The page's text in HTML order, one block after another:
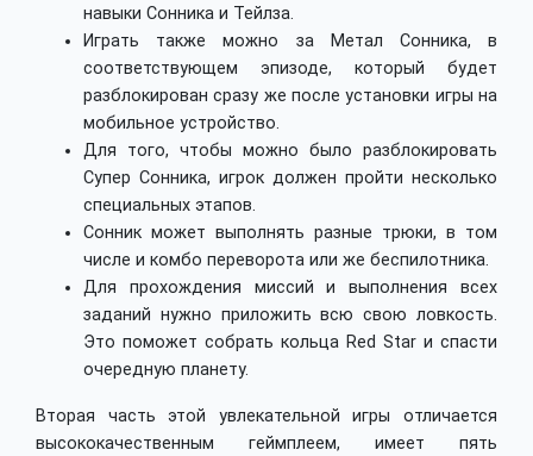
навыки Сонника и Тейлза.
Играть также можно за Метал Сонника, в
соответствующем эпизоде, который будет
разблокирован сразу же после установки игры на
мобильное устройство.
Для того, чтобы можно было разблокировать
Супер Сонника, игрок должен пройти несколько
специальных этапов.
Сонник может выполнять разные трюки, в том
числе и комбо переворота или же беспилотника.
Для прохождения миссий и выполнения всех
заданий нужно приложить всю свою ловкость.
Это поможет собрать кольца Red Star и спасти
очередную планету.
Вторая часть этой увлекательной игры отличается
высококачественным геймплеем, имеет пять